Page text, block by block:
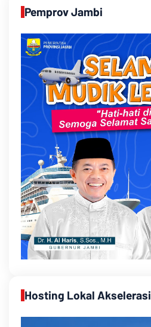
Pemprov Jambi
Hosting Lokal Akselerasi